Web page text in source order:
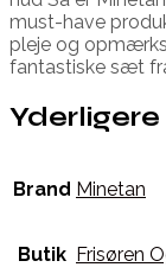
must-have
pleje og
fantastiske sæt
Brand Minetan
Butik Frisøren